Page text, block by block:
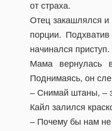
от страха.
Отец закашлялся и
порции.
начинался приступ.
Мама вернулась
Поднимаясь, он
– Снимай штаны, –
Кайл залился
– Почему бы нам не